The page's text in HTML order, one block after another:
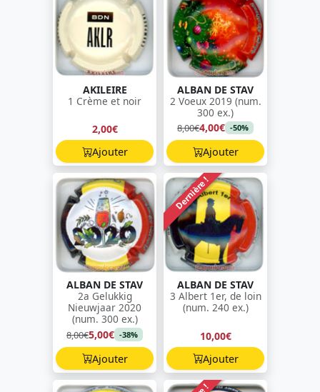
AKILEIRE
1 Crème et noir
2,00€
Ajouter
ALBAN DE STAV
2 Voeux 2019 (num.
300 ex.)
8,00€4,00€ -50%
Ajouter
ALBAN DE STAV
2a Gelukkig
Nieuwjaar 2020
(num. 300 ex.)
8,00€5,00€ -38%
Ajouter
Dernière !
ALBAN DE STAV
3 Albert 1er, de loin
(num. 240 ex.)
10,00€
Ajouter